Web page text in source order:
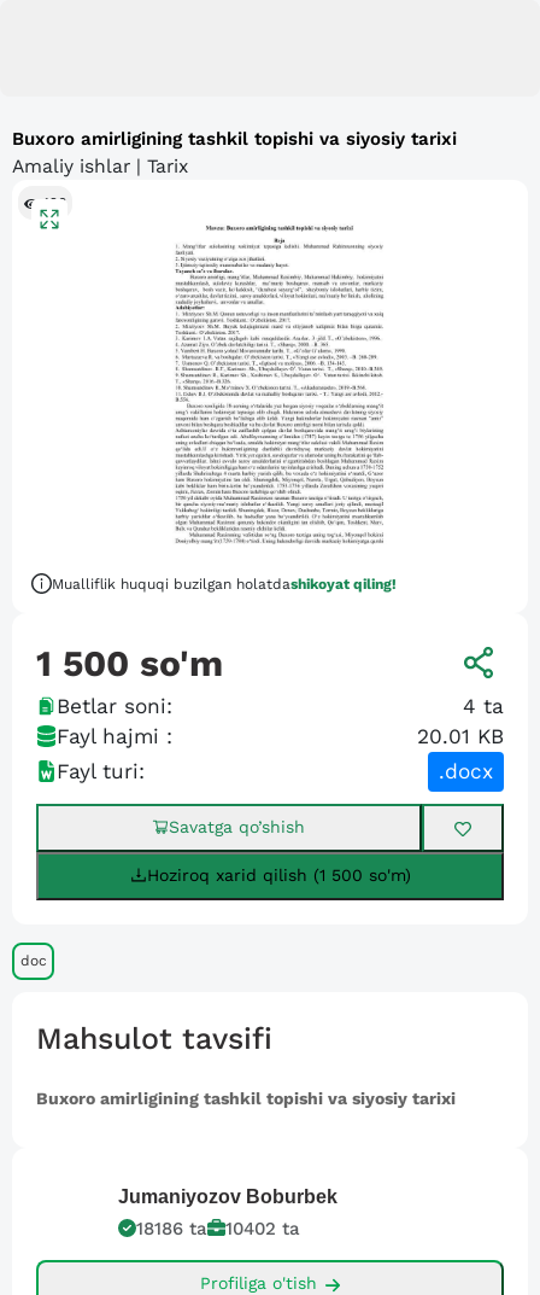
Buxoro amirligining tashkil topishi va siyosiy tarixi
Amaliy ishlar | Tarix
126
Mualliflik huquqi buzilgan holatdashikoyat qiling!
1 500 so'm
Betlar soni: 4 ta
Fayl hajmi :
20.01 KB
Fayl turi:
.docx
Savatga qo’shish
Hoziroq xarid qilish (1 500 so'm)
doc
Mahsulot tavsifi
Buxoro amirligining tashkil topishi va siyosiy tarixi
Jumaniyozov Boburbek
18186 ta 10402 ta
Profiliga o'tish